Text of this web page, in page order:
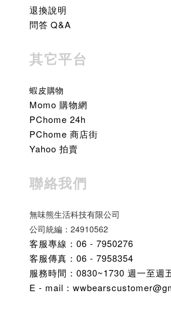
退換說明
問答 Q&A
其它平台
蝦皮購物
Momo 購物網
PChome 24h
PChome 商店街
Yahoo 拍賣
聯絡我們
無味熊生活科技有限公司
公司統編：24910562
客服專線：06 - 7950276
客服傳真：06 - 7958354
服務時間：0830~1730 週一至週
E - mail：